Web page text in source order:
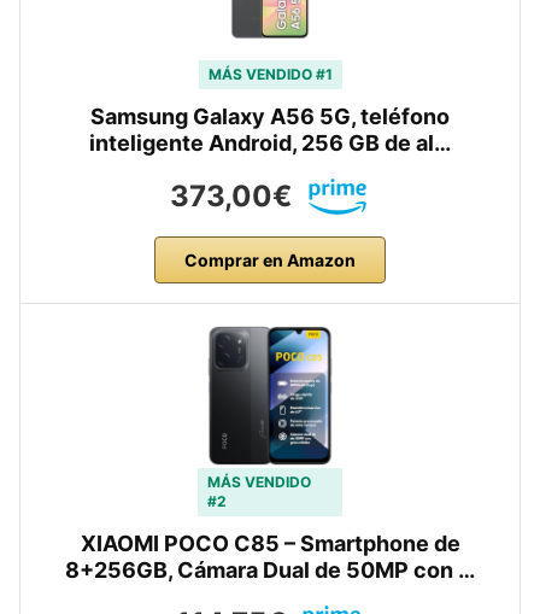
MÁS VENDIDO #1
Samsung Galaxy A56 5G, teléfono
inteligente Android, 256 GB de al…
373,00€
Comprar en Amazon
MÁS VENDIDO
#2
XIAOMI POCO C85 – Smartphone de
8+256GB, Cámara Dual de 50MP con …